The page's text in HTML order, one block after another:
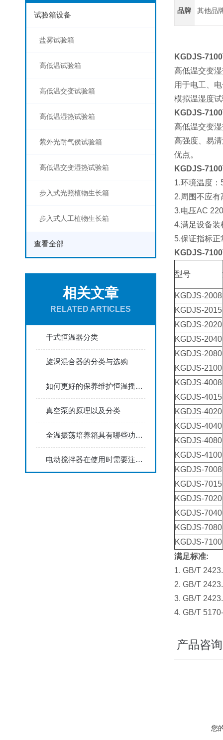
试验箱设备
盐雾试验箱
高低温试验箱
高低温交变试验箱
高低温湿热试验箱
紫外光耐气侯试验箱
高低温交变湿热试验箱
步入式光照植物生长箱
步入式人工植物生长箱
查看全部
相关文章
RELATED ARTICLES
干式恒温器分类
旋涡混合器的分类与选购
如何更好的保养维护恒温摇床？
真空泵的原理以及分类
全温振荡培养箱具有哪些功能？看了才知道！
电动搅拌器在使用时需要注意什么？
品牌 其他品
KGDJS-7100
高低温交变
用于电工、
模拟温湿度
KGDJS-7100
高低温交变
高强度、易
优点。
KGDJS-7100
1.环境温度
2.周围不应
3.电压AC
4.满足设备装
5.保证指标
KGDJS-7100
型号
KGDJS-2008
KGDJS-2015
KGDJS-2020
KGDJS-2040
KGDJS-2080
KGDJS-2100
KGDJS-4008
KGDJS-4015
KGDJS-4020
KGDJS-4040
KGDJS-4080
KGDJS-4100
KGDJS-7008
KGDJS-7015
KGDJS-7020
KGDJS-7040
KGDJS-7080
KGDJS-7100
满足标准:
1. GB/T
2. GB/T
3. GB/T
4. GB/T
产品咨询
您